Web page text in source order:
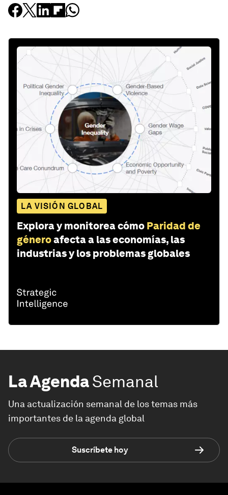
LA VISIÓN GLOBAL
Explora y monitorea cómo Paridad de
géneroafecta a las economías, las
industrias y los problemas globales
La AgendaSemanal
Una actualización semanal de los temas más
importantes de la agenda global
Suscríbete hoy